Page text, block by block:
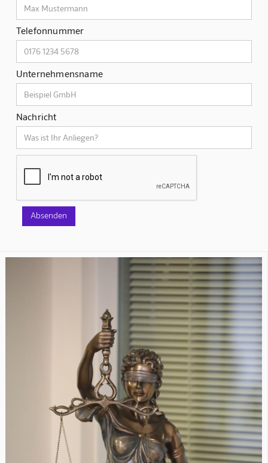
Telefonnummer
Unternehmensname
Nachricht